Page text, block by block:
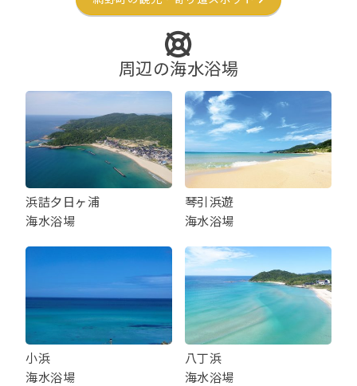
周辺の海水浴場
浜詰夕日ヶ浦
海水浴場
琴引浜遊
海水浴場
小浜
海水浴場
八丁浜
海水浴場